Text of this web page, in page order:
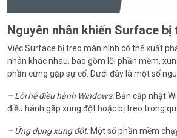
Nguyên nhân khiến Surface bị
Việc Surface bị treo màn hình có thể xuất
nhân khác nhau, bao gồm lỗi phần mềm,
phần cứng gặp sự cố. Dưới đây là một số
– Lỗi hệ điều hành Windows:Bản cập nhật
điều hành gặp xung đột hoặc bị treo trong
– Ứng dụng xung đột:Một số phần mềm